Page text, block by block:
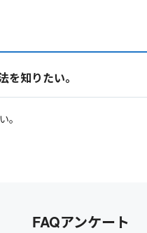
を知りたい。
。
FAQアンケート